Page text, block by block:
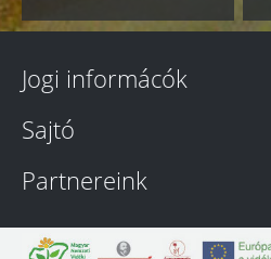
Jogi informácók
Sajtó
Partnereink